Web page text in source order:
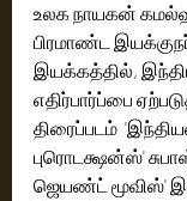
உலக நாயகன்
பிரமாண்ட
இயக்கத்தில்,
எதிர்பார்ப்பை
திரைப்படம்
புரொடக்ஷன்ஸ்'
ஜெயண்ட் மூவிஸ்'